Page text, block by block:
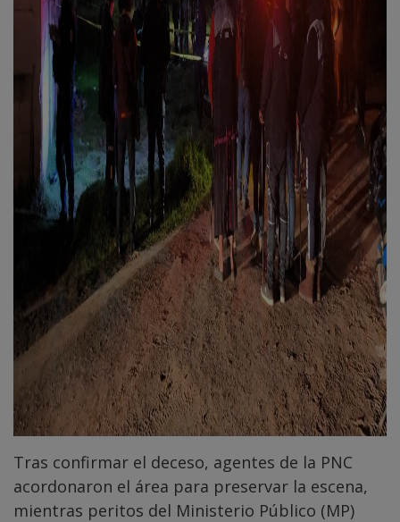
Tras confirmar el deceso, agentes de la PNC
acordonaron el área para preservar la escena,
mientras peritos del Ministerio Público (MP)